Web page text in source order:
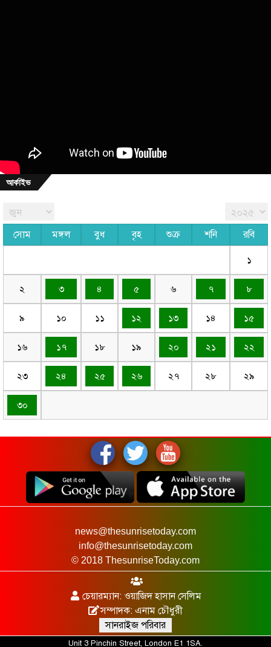
আর্কাইভ
সোম মঙ্গল বুধ বৃহ শুক্র শনি রবি
১
২ ৩ ৪ ৫ ৬ ৭ ৮
৯ ১০ ১১ ১২ ১৩ ১৪ ১৫
১৬ ১৭ ১৮ ১৯ ২০ ২১ ২২
২৩ ২৪ ২৫ ২৬ ২৭ ২৮ ২৯
৩০
news@thesunrisetoday.com
info@thesunrisetoday.com
© 2018 ThesunriseToday.com
চেয়ারম্যান: ওয়াজিদ হাসান সেলিম
সম্পাদক: এনাম চৌধুরী
সানরাইজ পরিবার
Unit 3 Pinchin Street, London E1 1SA.